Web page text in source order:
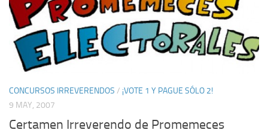
CONCURSOS IRREVERENDOS / ¡VOTE 1 Y PAGUE SÓLO 2!
9 MAY, 2007
Certamen Irreverendo de Promemeces